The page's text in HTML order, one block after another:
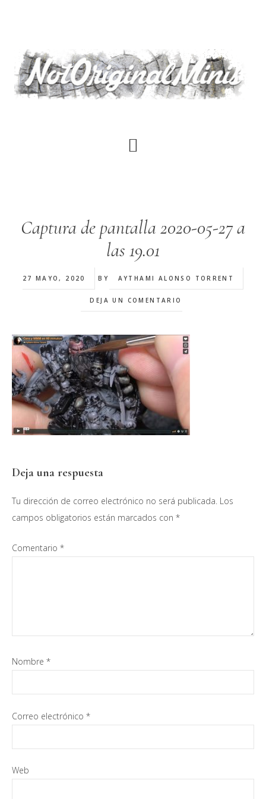
principal
Captura de pantalla 2020-05-27 a
las 19.01
27 MAYO, 2020 BY AYTHAMI ALONSO TORRENT
DEJA UN COMENTARIO
Interacciones
los
Deja una respuesta
Tu dirección de correo electrónico no será publicada. Los
campos obligatorios están marcados con *
Comentario *
Nombre *
Correo electrónico *
Web